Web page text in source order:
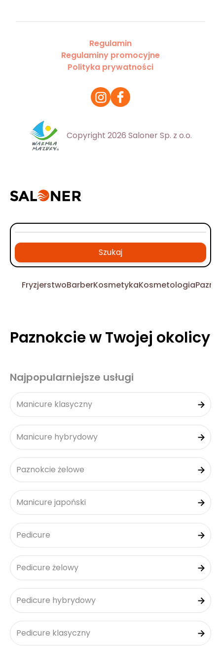
Regulamin
Regulaminy promocyjne
Polityka prywatności
Copyright 2026 Saloner Sp. z o.o.
Szukaj
FryzjerstwoBarberKosmetykaKosmetologia
Paznokcie w Twojej okolicy
Najpopularniejsze usługi
Manicure klasyczny
Manicure hybrydowy
Paznokcie żelowe
Manicure japoński
Pedicure
Pedicure żelowy
Pedicure hybrydowy
Pedicure klasyczny